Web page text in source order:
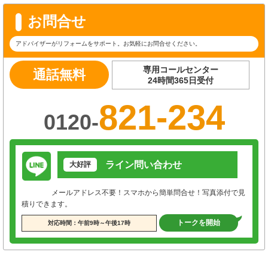
お問合せ
アドバイザーがリフォームをサポート。お気軽にお問合せください。
通話無料
専用コールセンター
24時間365日受付
0120-821-234
大好評 ライン問い合わせ
メールアドレス不要！スマホから簡単問合せ！写真添付で見
積りできます。
対応時間：午前9時～午後17時 トークを開始